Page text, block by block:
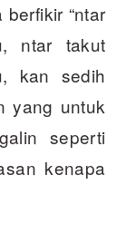
“ntar
ntar takut
kan sedih
yang untuk
seperti
kenapa